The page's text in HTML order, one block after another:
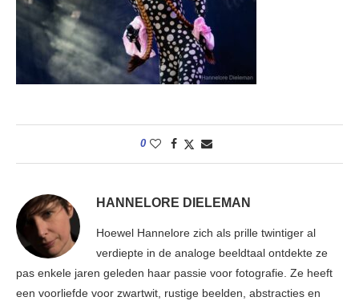
0
HANNELORE DIELEMAN
Hoewel Hannelore zich als prille twintiger al
verdiepte in de analoge beeldtaal ontdekte ze
pas enkele jaren geleden haar passie voor fotografie. Ze heeft
een voorliefde voor zwartwit, rustige beelden, abstracties en